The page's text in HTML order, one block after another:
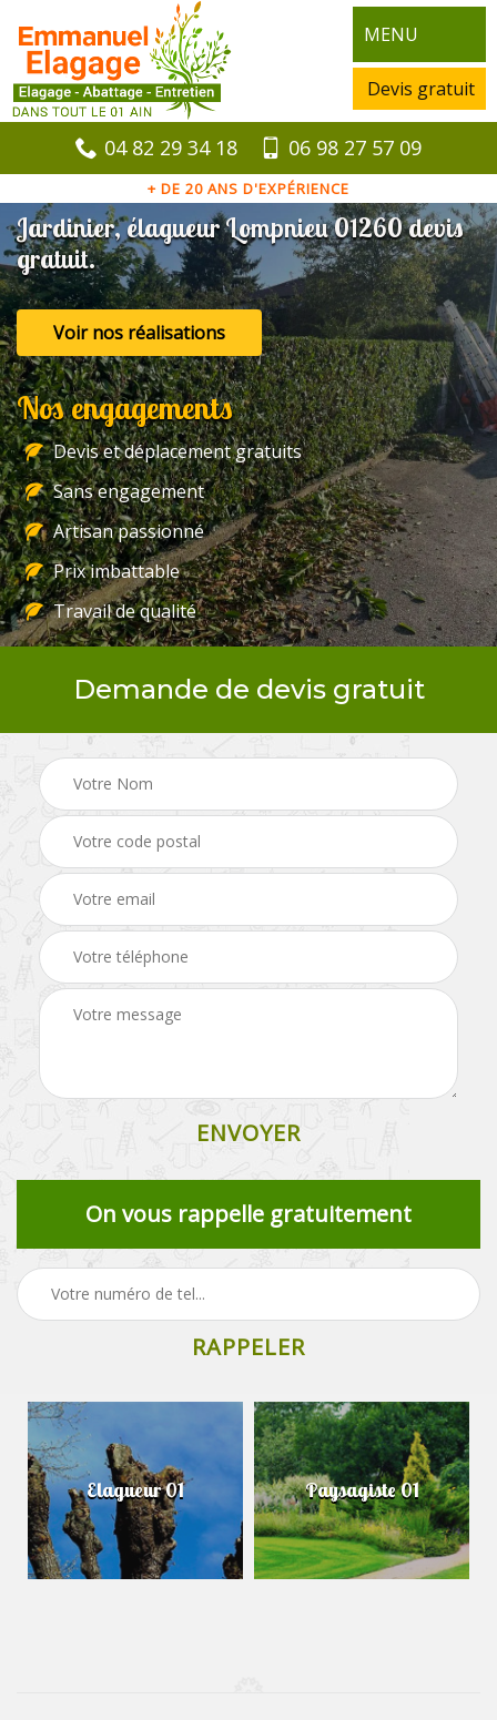
MENU
Devis gratuit
04 82 29 34 18 06 98 27 57 09
+ DE 20 ANS D'EXPÉRIENCE
Jardinier, élagueur Lompnieu 01260 devis
gratuit.
Voir nos réalisations
Nos engagements
Devis et déplacement gratuits
Sans engagement
Artisan passionné
Prix imbattable
Travail de qualité
Demande de devis gratuit
On vous rappelle gratuitement
Elagueur 01 Paysagiste 01